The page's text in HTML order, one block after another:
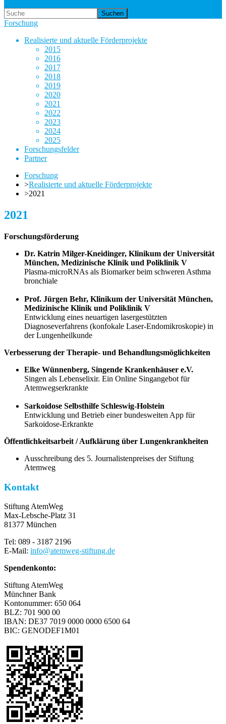
Suchen
Forschung
Realisierte und aktuelle Förderprojekte
2015
2016
2017
2018
2019
2020
2021
2022
2023
2024
2025
Forschungsfelder
Partner
Forschung
>Realisierte und aktuelle Förderprojekte
>2021
2021
Forschungsförderung
Dr. Katrin Milger-Kneidinger, Klinikum der Universität
München, Medizinische Klinik und Poliklinik V
Plasma-microRNAs als Biomarker beim schweren Asthma
bronchiale
Prof. Jürgen Behr, Klinikum der Universität München,
Medizinische Klinik und Poliklinik V
Entwicklung eines neuartigen lasergestützten
Diagnoseverfahrens (konfokale Laser-Endomikroskopie) in
der Lungenheilkunde
Verbesserung der Therapie- und Behandlungsmöglichkeiten
Elke Wünnenberg, Singende Krankenhäuser e.V.
Singen als Lebenselixir. Ein Online Singangebot für
Atemwegserkrankte
Sarkoidose Selbsthilfe Schleswig-Holstein
Entwicklung und Betrieb einer bundesweiten App für
Sarkoidose-Erkrankte
Öffentlichkeitsarbeit / Aufklärung über Lungenkrankheiten
Ausschreibung des 5. Journalistenpreises der Stiftung
Atemweg
Kontakt
Stiftung AtemWeg
Max-Lebsche-Platz 31
81377 München
Tel: 089 - 3187 2196
E-Mail: info@atemweg-stiftung.de
Spendenkonto:
Stiftung AtemWeg
Münchner Bank
Kontonummer: 650 064
BLZ: 701 900 00
IBAN: DE37 7019 0000 0000 6500 64
BIC: GENODEF1M01